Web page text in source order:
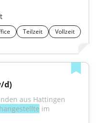
Teilzeit
Vollzeit
d)
aus Hattingen
im